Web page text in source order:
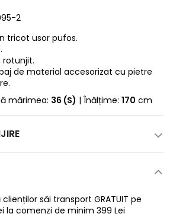
2
tricot usor pufos.
rotunjit.
de material accesorizat cu pietre
mărimea: 36 (S) | Înălțime: 170 cm
săi transport GRATUIT pe
la comenzi de minim 399 Lei